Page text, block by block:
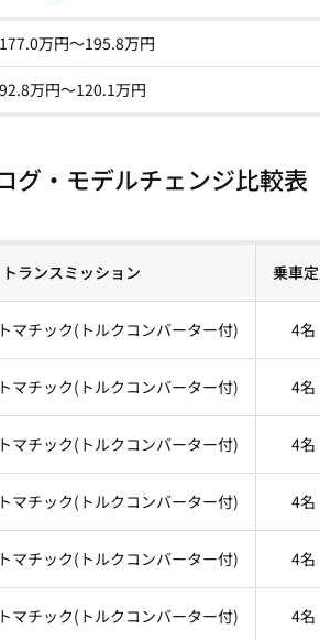
177.0万円～195.8万円
92.8万円〜120.1万円
グ・モデルチェンジ比較表
トランスミッション 乗車
マチック(トルクコンバーター付) 4名
マチック(トルクコンバーター付) 4名
マチック(トルクコンバーター付) 4名
マチック(トルクコンバーター付) 4名
マチック(トルクコンバーター付) 4名
マチック(トルクコンバーター付) 4名